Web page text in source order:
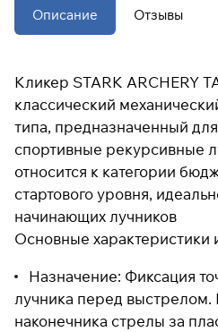
Описание Отзывы
Кликер STARK ARCHERY
классический
типа, предназначенный
спортивные рекурсивные
относится к категории
стартового уровня,
начинающих лучников
Основные характеристики
Назначение: Фиксация
лучника перед
наконечника стрелы за
* При оплате
скидки по
Подробнее
об оплате Плайтом
недели
8 800